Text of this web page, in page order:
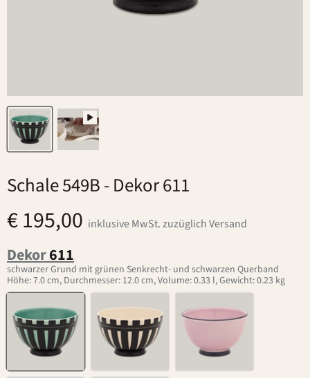
Schale 549B- Dekor 611
€ 195,00 inklusive MwSt. zuzüglich Versand
Dekor611
schwarzer Grund mit grünen Senkrecht- und schwarzen Querband
Höhe: 7.0 cm, Durchmesser: 12.0 cm, Volume: 0.33 l, Gewicht: 0.23 kg